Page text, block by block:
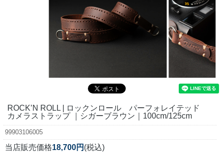
ROCK’N ROLL | ロックンロール パーフォレイテッド
カメラストラップ ｜シガーブラウン｜100cm/125cm
99903106005
当店販売価格18,700円 (税込)